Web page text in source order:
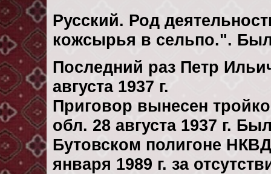
Русский. Род
кожсырья в сельпо.".
Последний раз Петр
августа 1937 г.
Приговор вынесен
обл. 28 августа 1937 г.
Бутовском полигоне
января 1989 г. за